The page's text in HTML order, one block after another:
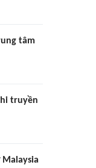
tâm
truyền